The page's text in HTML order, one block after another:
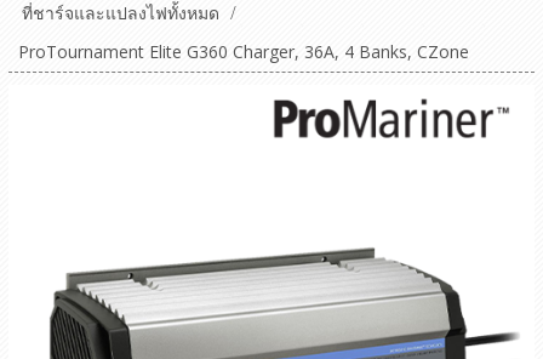
ที่ชาร์จและแปลงไฟทั้งหมด /
ProTournament Elite G360 Charger, 36A, 4 Banks, CZone